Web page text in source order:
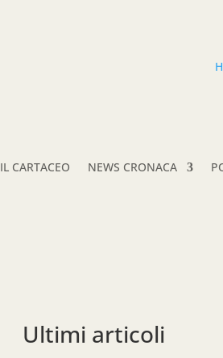
IL CARTACEO NEWS CRONACA
Ultimi articoli